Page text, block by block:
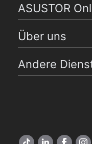
ASUSTOR
Über uns
Andere